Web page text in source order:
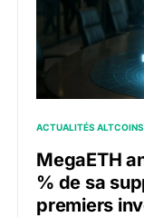
ACTUALITÉS ALTCOINS
MegaETH
% de sa
premiers